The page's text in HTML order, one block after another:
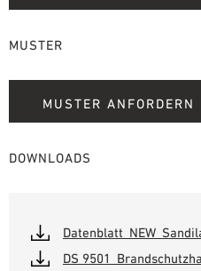
MUSTER
MUSTER ANFORDERN
DOWNLOADS
DS